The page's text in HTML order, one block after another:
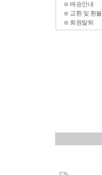
⊙배송안내
⊙ 교환 및 환불
⊙ 회원탈퇴